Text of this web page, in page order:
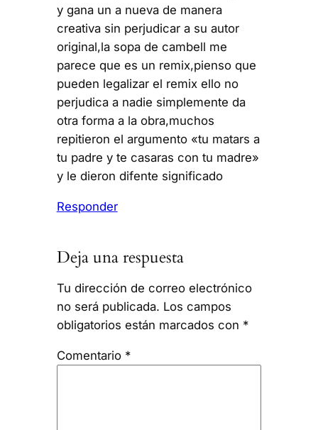
y gana un a nueva de manera
creativa sin perjudicar a su autor
original,la sopa de cambell me
parece que es un remix,pienso que
pueden legalizar el remix ello no
perjudica a nadie simplemente da
otra forma a la obra,muchos
repitieron el argumento «tu matars a
tu padre y te casaras con tu madre»
y le dieron difente significado
Responder
Deja una respuesta
Tu dirección de correo electrónico
no será publicada. Los campos
obligatorios están marcados con *
Comentario *